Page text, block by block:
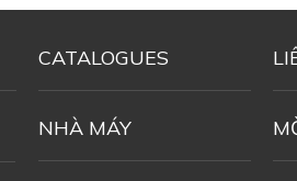
CATALOGUES
NHÀ MÁY